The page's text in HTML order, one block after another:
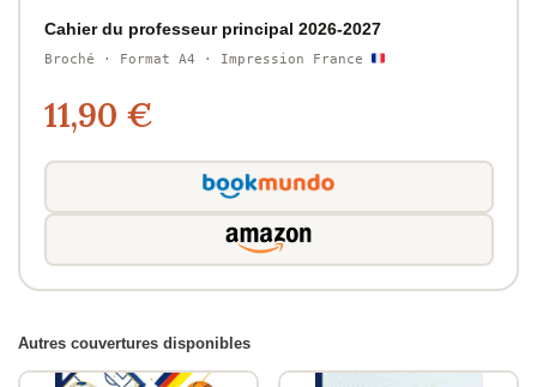
Cahier du professeur principal 2026-2027
Broché · Format A4 · Impression France
11,90 €
Autres couvertures disponibles